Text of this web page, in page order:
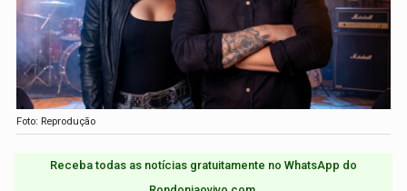
Foto: Reprodução
Receba todas as notícias gratuitamente no WhatsApp do